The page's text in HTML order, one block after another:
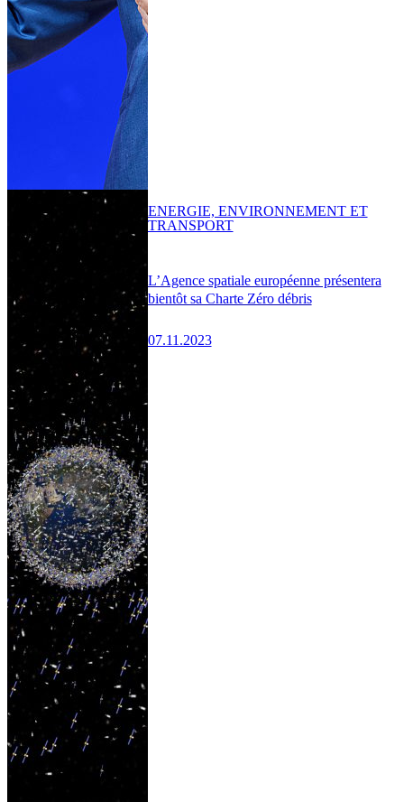
L’Agence spatiale européenne présentera
bientôt sa Charte Zéro débris
07.11.2023
ENERGIE, ENVIRONNEMENT ET
TRANSPORT